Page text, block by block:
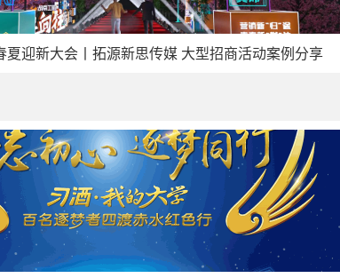
夏迎新大会丨拓源新思传媒 大型招商活动案例分享